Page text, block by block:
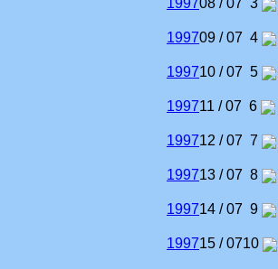
199708 / 07 3
199709 / 07 4
199710 / 07 5
199711 / 07 6
199712 / 07 7
199713 / 07 8
199714 / 07 9
199715 / 0710